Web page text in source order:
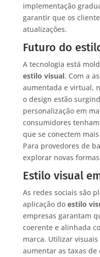
implementação
garantir que os
atualizações.
Futuro do
A tecnologia está
estilo visual. Com a
aumentada e virtual,
o design estão
personalização em
consumidores
que se conectem
Para provedores de
explorar novas
Estilo visual
As redes sociais são
aplicação do estilo
empresas garantam
coerente e alinhada
marca. Utilizar
aumentar as taxas